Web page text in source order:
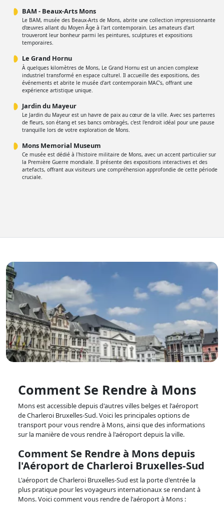
BAM - Beaux-Arts Mons
Le BAM, musée des Beaux-Arts de Mons, abrite une collection impressionnante
d'œuvres allant du Moyen Âge à l'art contemporain. Les amateurs d'art
trouveront leur bonheur parmi les peintures, sculptures et expositions
temporaires.
Le Grand Hornu
À quelques kilomètres de Mons, Le Grand Hornu est un ancien complexe
industriel transformé en espace culturel. Il accueille des expositions, des
événements et abrite le musée d'art contemporain MAC's, offrant une
expérience artistique unique.
Jardin du Mayeur
Le Jardin du Mayeur est un havre de paix au cœur de la ville. Avec ses parterres
de fleurs, son étang et ses bancs ombragés, c'est l'endroit idéal pour une pause
tranquille lors de votre exploration de Mons.
Mons Memorial Museum
Ce musée est dédié à l'histoire militaire de Mons, avec un accent particulier sur
la Première Guerre mondiale. Il présente des expositions interactives et des
artefacts, offrant aux visiteurs une compréhension approfondie de cette période
cruciale.
Comment Se Rendre à Mons
Mons est accessible depuis d'autres villes belges et l'aéroport
de Charleroi Bruxelles-Sud. Voici les principales options de
transport pour vous rendre à Mons, ainsi que des informations
sur la manière de vous rendre à l'aéroport depuis la ville.
Comment Se Rendre à Mons depuis
l'Aéroport de Charleroi Bruxelles-Sud
L'aéroport de Charleroi Bruxelles-Sud est la porte d'entrée la
plus pratique pour les voyageurs internationaux se rendant à
Mons. Voici comment vous rendre de l'aéroport à Mons :